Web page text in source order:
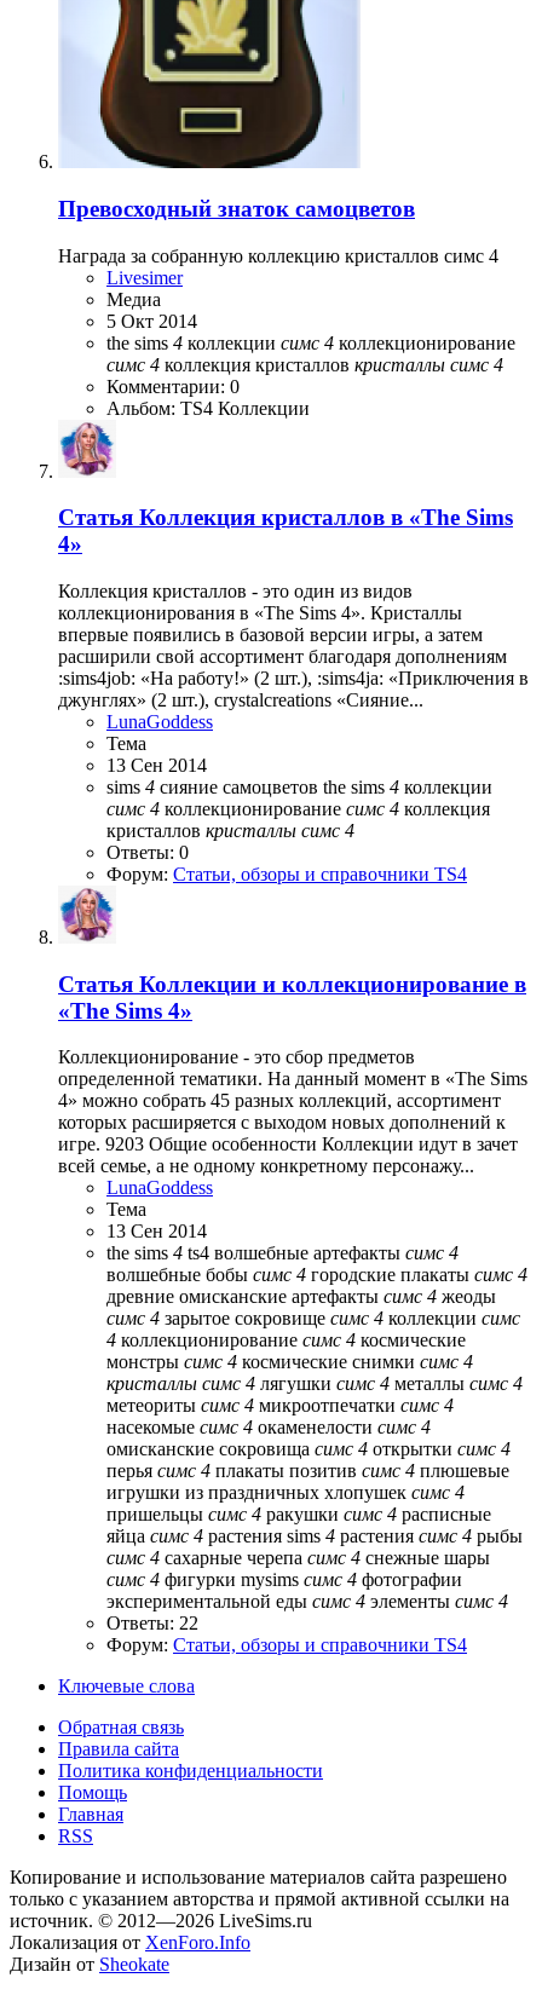
Превосходный знаток самоцветов
Награда за собранную коллекцию кристаллов симс 4
Livesimer
Медиа
5 Окт 2014
the sims 4 коллекции симс 4 коллекционирование
симс 4 коллекция кристаллов кристаллы симс 4
Комментарии: 0
Альбом: TS4 Коллекции
Статья Коллекция кристаллов в «The Sims
4»
Коллекция кристаллов - это один из видов
коллекционирования в «The Sims 4». Кристаллы
впервые появились в базовой версии игры, а затем
расширили свой ассортимент благодаря дополнениям
:sims4job: «На работу!» (2 шт.), :sims4ja: «Приключения в
джунглях» (2 шт.), crystalcreations «Сияние...
LunaGoddess
Тема
13 Сен 2014
sims 4 сияние самоцветов the sims 4 коллекции
симс 4 коллекционирование симс 4 коллекция
кристаллов кристаллы симс 4
Ответы: 0
Форум: Статьи, обзоры и справочники TS4
Статья Коллекции и коллекционирование в
«The Sims 4»
Коллекционирование - это сбор предметов
определенной тематики. На данный момент в «The Sims
4» можно собрать 45 разных коллекций, ассортимент
которых расширяется с выходом новых дополнений к
игре. 9203 Общие особенности Коллекции идут в зачет
всей семье, а не одному конкретному персонажу...
LunaGoddess
Тема
13 Сен 2014
the sims 4 ts4 волшебные артефакты симс 4
волшебные бобы симс 4 городские плакаты симс 4
древние омисканские артефакты симс 4 жеоды
симс 4 зарытое сокровище симс 4 коллекции симс
4 коллекционирование симс 4 космические
монстры симс 4 космические снимки симс 4
кристаллы симс 4 лягушки симс 4 металлы симс 4
метеориты симс 4 микроотпечатки симс 4
насекомые симс 4 окаменелости симс 4
омисканские сокровища симс 4 открытки симс 4
перья симс 4 плакаты позитив симс 4 плюшевые
игрушки из праздничных хлопушек симс 4
пришельцы симс 4 ракушки симс 4 расписные
яйца симс 4 растения sims 4 растения симс 4 рыбы
симс 4 сахарные черепа симс 4 снежные шары
симс 4 фигурки mysims симс 4 фотографии
экспериментальной еды симс 4 элементы симс 4
Ответы: 22
Форум: Статьи, обзоры и справочники TS4
Ключевые слова
Обратная связь
Правила сайта
Политика конфиденциальности
Помощь
Главная
RSS
Копирование и использование материалов сайта разрешено
только с указанием авторства и прямой активной ссылки на
источник. © 2012—2026 LiveSims.ru
Локализация от XenForo.Info
Дизайн от Sheokate